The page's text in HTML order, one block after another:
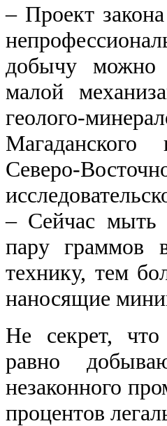
‒ Проект
добычу можно
малой
геолого-
Магаданского
Северо-
‒ Сейчас мыть
пару граммов
технику, тем
наносящие
Не секрет,
равно
незаконного
процентов